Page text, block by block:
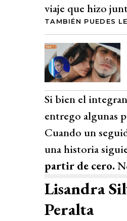
viaje que hizo
TAMBIÉN PUEDES
Si bien el
entrego algunas
Cuando un
una historia
partir de cero.
Lisandra
Peralta